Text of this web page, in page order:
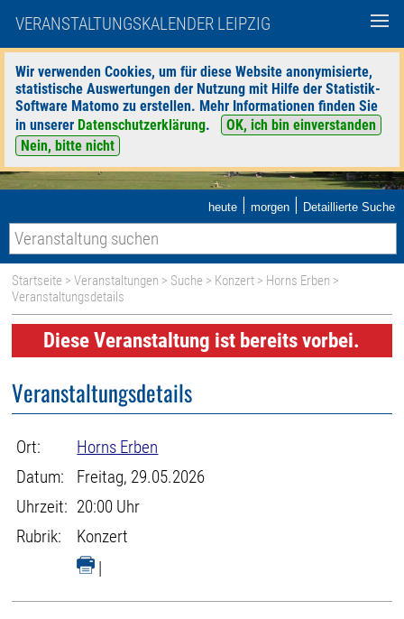
VERANSTALTUNGSKALENDER LEIPZIG
Wir verwenden Cookies, um für diese Website anonymisierte,
statistische Auswertungen der Nutzung mit Hilfe der Statistik-
Software Matomo zu erstellen. Mehr Informationen finden Sie
in unserer Datenschutzerklärung.
OK, ich bin einverstanden
Nein, bitte nicht
heute | morgen | Detaillierte Suche
Startseite >Veranstaltungen > Suche > Konzert > Horns Erben >
Veranstaltungsdetails
Diese Veranstaltung ist bereits vorbei.
Veranstaltungsdetails
Ort:
Horns Erben
Datum:
Freitag, 29.05.2026
Uhrzeit: 20:00 Uhr
Rubrik:
Konzert
|